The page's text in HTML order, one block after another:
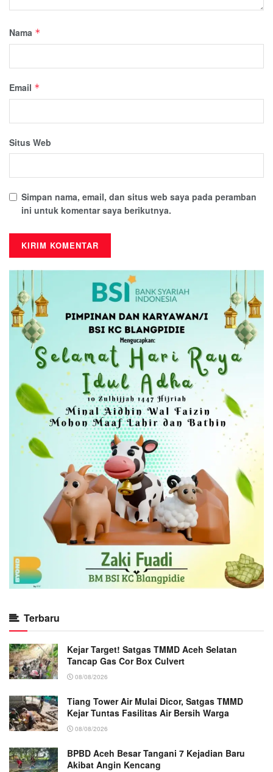
Nama *
Email *
Situs Web
Simpan nama, email, dan situs web saya pada peramban
ini untuk komentar saya berikutnya.
Terbaru
Kejar Target! Satgas TMMD Aceh Selatan
Tancap Gas Cor Box Culvert
08/08/2026
Tiang Tower Air Mulai Dicor, Satgas TMMD
Kejar Tuntas Fasilitas Air Bersih Warga
08/08/2026
BPBD Aceh Besar Tangani 7 Kejadian Baru
Akibat Angin Kencang